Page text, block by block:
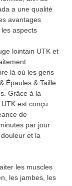
a une qualité
avantages
aspects
lointain UTK et
là où les gens
Épaules & Taille
Grâce à la
est conçu
de
par jour
et la
les muscles
les jambes, les